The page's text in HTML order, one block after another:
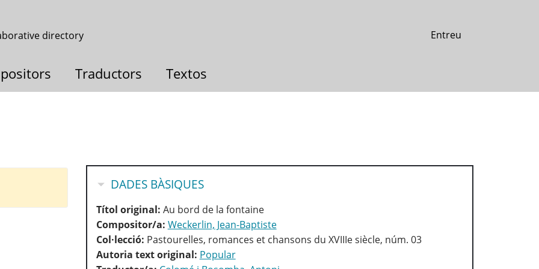
directory Entreu
Traductors Textos
HIDE
DADES BÀSIQUES
Títol original: Au bord de la fontaine
Compositor/a: Weckerlin, Jean-Baptiste
Col·lecció: Pastourelles, romances et chansons du XVIIIe siècle, núm. 03
Autoria text original: Popular